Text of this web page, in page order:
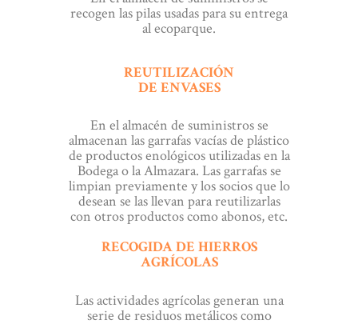
recogen las pilas usadas para su entrega
al ecoparque.
REUTILIZACIÓN
DE ENVASES
En el almacén de suministros se
almacenan las garrafas vacías de plástico
de productos enológicos utilizadas en la
Bodega o la Almazara. Las garrafas se
limpian previamente y los socios que lo
desean se las llevan para reutilizarlas
con otros productos como abonos, etc.
RECOGIDA DE HIERROS
AGRÍCOLAS
Las actividades agrícolas generan una
serie de residuos metálicos como